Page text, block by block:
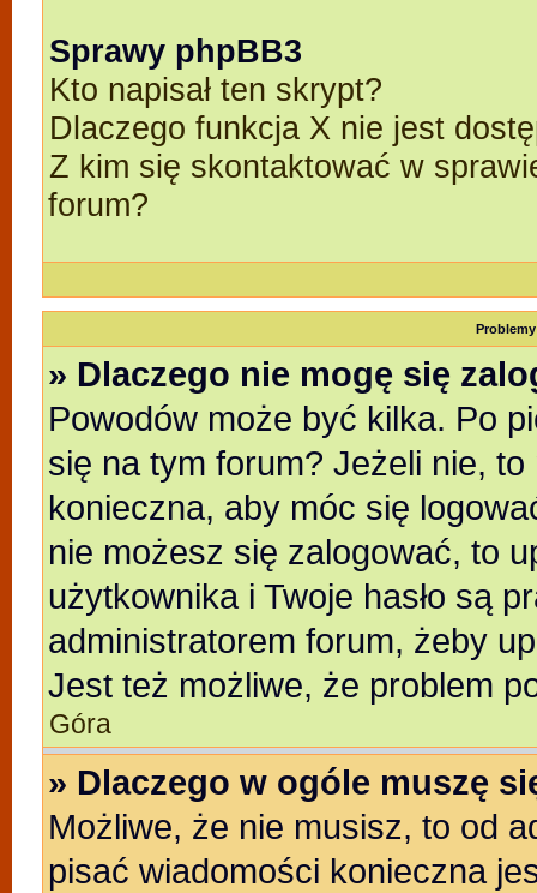
Sprawy phpBB3
Kto napisał ten skrypt?
Dlaczego funkcja X nie jest
Z kim się skontaktować w
forum?
» Dlaczego nie mogę się
Powodów może być kilka. Po
się na tym forum? Jeżeli nie,
konieczna, aby móc się
nie możesz się zalogować, to
użytkownika i Twoje hasło są
administratorem forum, żeby
Jest też możliwe, że problem
Góra
» Dlaczego w ogóle muszę
Możliwe, że nie musisz, to od
pisać wiadomości konieczna